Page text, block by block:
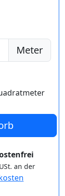
Meter
an der